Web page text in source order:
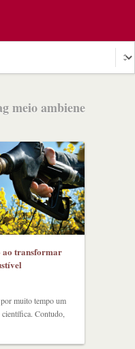
meio ambiene
ao transformar
muito tempo um
Contudo,